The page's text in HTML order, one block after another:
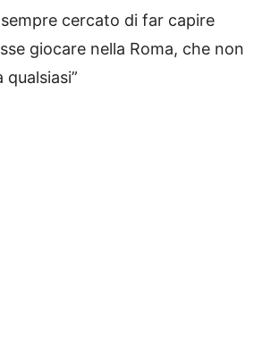
cercato di far capire
giocare nella Roma, che non
qualsiasi”